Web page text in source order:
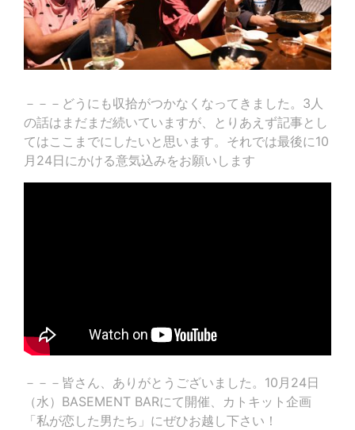
－－－どうにも収拾がつかなくなってきました。3人
の話はまだまだ続いていますが、とりあえず記事とし
てはここまでにしたいと思います。それでは最後に10
月24日にかける意気込みをお願いします
－－－皆さん、ありがとうございました。10月24日
（水）BASEMENT BARにて開催、カトキット企画
「私が恋した男たち」にぜひお越し下さい！